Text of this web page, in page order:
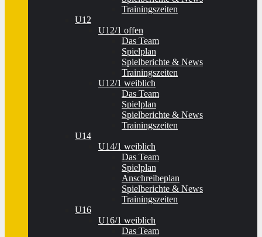
Trainingszeiten
U12
U12/1 offen
Das Team
Spielplan
Spielberichte & News
Trainingszeiten
U12/1 weiblich
Das Team
Spielplan
Spielberichte & News
Trainingszeiten
U14
U14/1 weiblich
Das Team
Spielplan
Anschreibeplan
Spielberichte & News
Trainingszeiten
U16
U16/1 weiblich
Das Team